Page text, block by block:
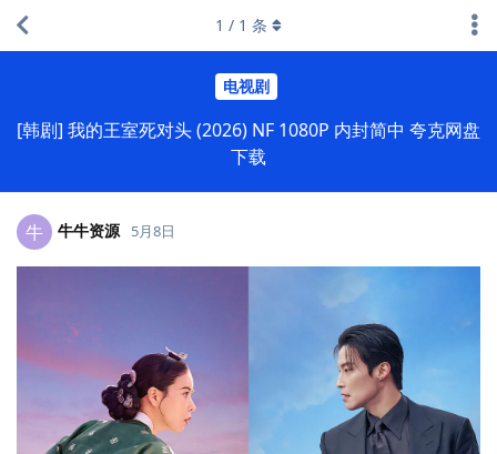
电视剧
[韩剧] 我的王室死对头 (2026) NF 1080P 内封简中 夸克网盘
下载
1 / 1 条
牛 牛牛资源 5月8日